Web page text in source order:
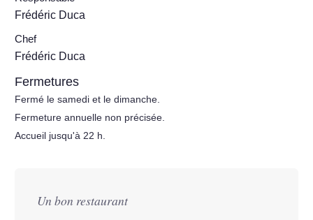
Frédéric Duca
Chef
Frédéric Duca
Fermetures
Fermé le samedi et le dimanche.
Fermeture annuelle non précisée.
Accueil jusqu'à 22 h.
Un bon restaurant